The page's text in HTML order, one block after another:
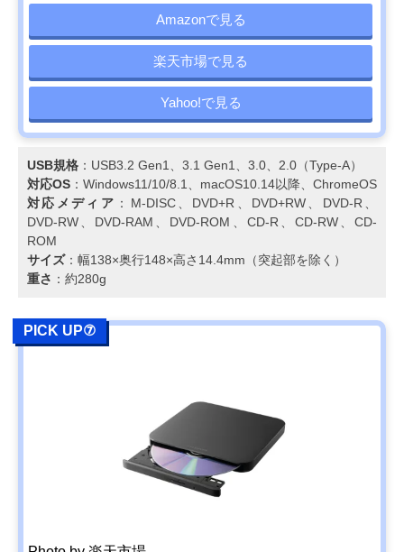
Amazonで見る
楽天市場で見る
Yahoo!で見る
USB規格 ：USB3.2 Gen1、3.1 Gen1、3.0、2.0（Type-A）
対応OS ：Windows11/10/8.1、macOS10.14以降、ChromeOS
対応メディア ：M-DISC、DVD+R、DVD+RW、DVD-R、
DVD-RW、DVD-RAM、DVD-ROM、CD-R、CD-RW、CD-
ROM
サイズ：幅138×奥行148×高さ14.4mm（突起部を除く）
重さ ：約280g
PICK UP⑦